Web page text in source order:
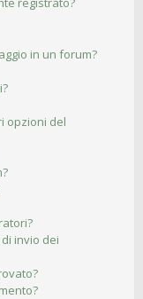
in un forum?
opzioni del
invio dei